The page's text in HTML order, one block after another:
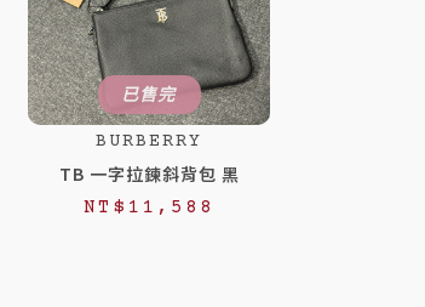
已售完
BURBERRY
TB 一字拉鍊斜背包 黑
NT$ 11,588